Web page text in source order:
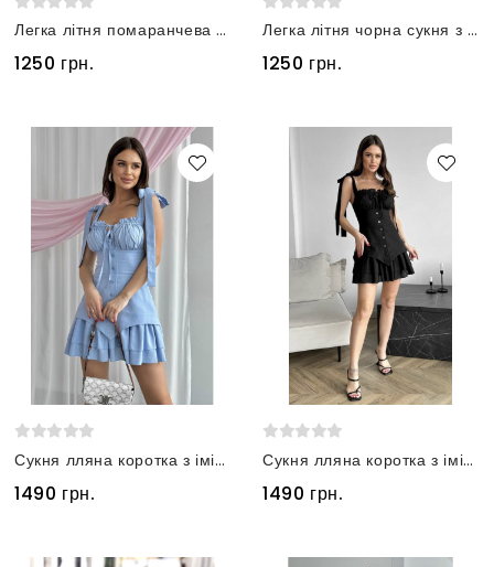
Легка літня помаранчева сукня з льону вільного крою
1250 грн.
Легка літня чорна сукня з льону вільного крою
1250 грн.
Сукня лляна коротка з імітацією спідниці блакитна
1490 грн.
Сукня лляна коротка з імітацією спідниці чорна
1490 грн.